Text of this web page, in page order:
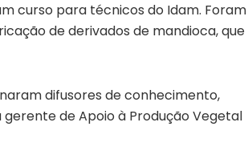
curso para técnicos do Idam. Foram
de derivados de mandioca, que
difusores de conhecimento,
de Apoio à Produção Vegetal